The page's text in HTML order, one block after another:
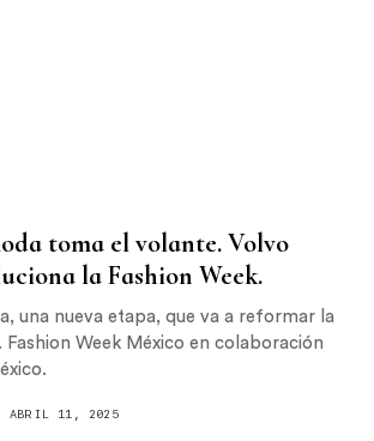
toma el volante. Volvo
la Fashion Week.
una nueva etapa, que va a reformar la
Fashion Week México en colaboración
ABRIL 11, 2025